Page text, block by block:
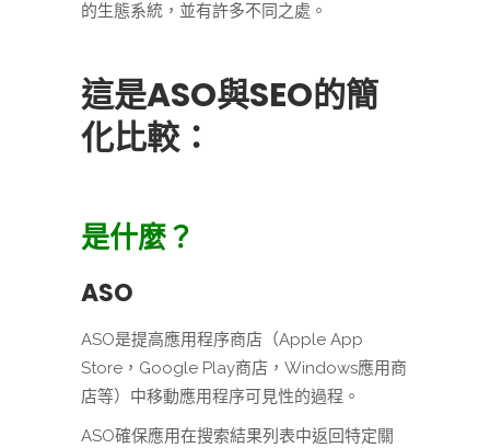
的生態系統，並有許多不同之處。
這是ASO與SEO的簡
化比較：
是什麼？
ASO
ASO是提高應用程序商店（Apple App
Store，Google Play商店，Windows應用商
店等）中移動應用程序可見性的過程。
ASO確保應用在搜索結果列表中返回特定關